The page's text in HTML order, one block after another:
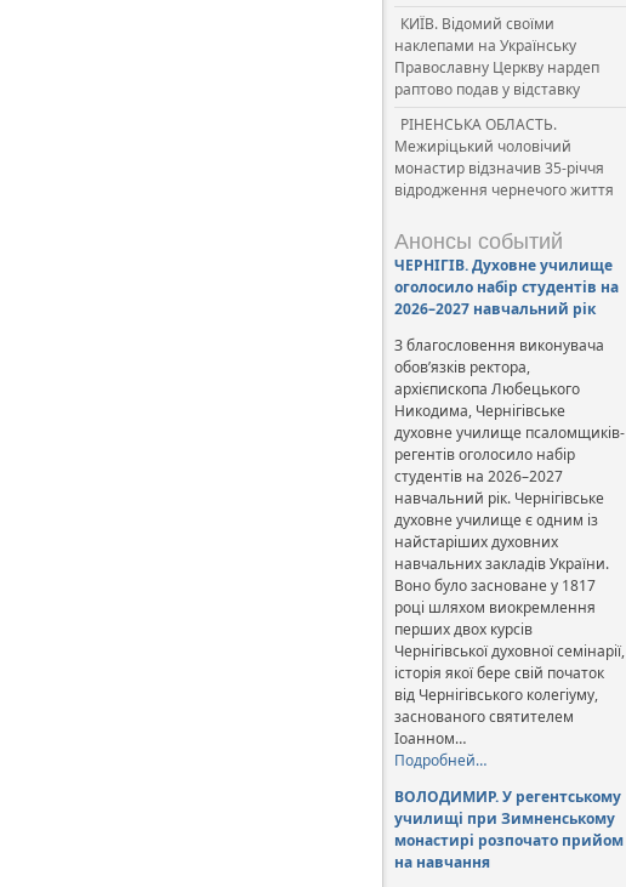
КИЇВ. Відомий своїми
наклепами на Українську
Православну Церкву нардеп
раптово подав у відставку
РІНЕНСЬКА ОБЛАСТЬ.
Межиріцький чоловічий
монастир відзначив 35-річчя
відродження чернечого життя
Анонсы событий
ЧЕРНІГІВ. Духовне училище
оголосило набір студентів на
2026–2027 навчальний рік
З благословення виконувача
обов’язків ректора,
архієпископа Любецького
Никодима, Чернігівське
духовне училище псаломщиків-
регентів оголосило набір
студентів на 2026–2027
навчальний рік. Чернігівське
духовне училище є одним із
найстаріших духовних
навчальних закладів України.
Воно було засноване у 1817
році шляхом виокремлення
перших двох курсів
Чернігівської духовної семінарії,
історія якої бере свій початок
від Чернігівського колегіуму,
заснованого святителем
Іоанном…
Подробней…
ВОЛОДИМИР. У регентському
училищі при Зимненському
монастирі розпочато прийом
на навчання